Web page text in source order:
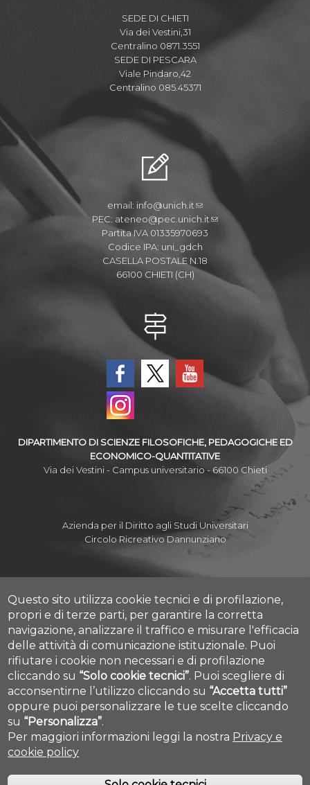
SEDE DI CHIETI
Via dei Vestini,31
Centralino 0871.3551
SEDE DI PESCARA
Viale Pindaro,42
Centralino 085.45371
email: info@unich.it
PEC: ateneo@pec.unich.it
Partita IVA 01335970693
Codice IPA: uni_gdch
CASELLA POSTALE N.18
66100 CHIETI (CH)
DIPARTIMENTO DI SCIENZE FILOSOFICHE, PEDAGOGICHE ED
ECONOMICO-QUANTITATIVE
Via dei Vestini - Campus universitario - 66100 Chieti
Azienda per il Diritto agli Studi Universitari
Circolo Ricreativo Dannunziano
Albo Pretorio Online
Amministrazione Trasparente
Mettiamoci la Faccia
Fatturazione elettronica
Contatti
Mappa Campus Chieti
Mappa Campus Pescara
Cookie settings
Questo sito utilizza cookie tecnici e di profilazione,
propri e di terze parti, per garantire la corretta
navigazione, analizzare il traffico e misurare l'efficacia
delle attività di comunicazione istituzionale. Puoi
rifiutare i cookie non necessari e di profilazione
cliccando su “Solo cookie tecnici”. Puoi scegliere di
acconsentirne l’utilizzo cliccando su “Accetta tutti”
oppure puoi personalizzare le tue scelte cliccando
su “Personalizza”.
Per maggiori informazioni leggi la nostra Privacy e
cookie policy